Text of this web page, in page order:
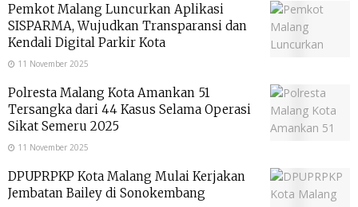
Pemkot Malang Luncurkan Aplikasi
SISPARMA, Wujudkan Transparansi dan
Kendali Digital Parkir Kota
11 November 2025
Polresta Malang Kota Amankan 51
Tersangka dari 44 Kasus Selama Operasi
Sikat Semeru 2025
11 November 2025
DPUPRPKP Kota Malang Mulai Kerjakan
Jembatan Bailey di Sonokembang